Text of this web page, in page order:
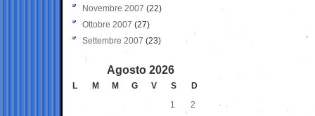
Novembre 2007 (22)
Ottobre 2007 (27)
Settembre 2007 (23)
Agosto 2026
L M M G V S
D
1
2